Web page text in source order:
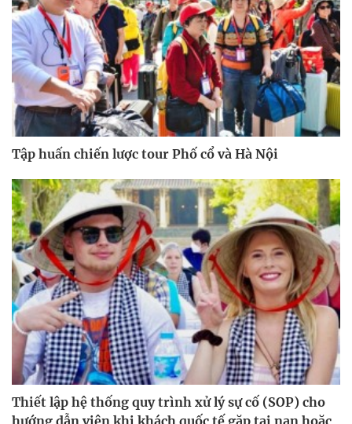
Tập huấn chiến lược tour Phố cổ và Hà Nội
Thiết lập hệ thống quy trình xử lý sự cố (SOP) cho
hướng dẫn viên khi khách quốc tế gặp tai nạn hoặc